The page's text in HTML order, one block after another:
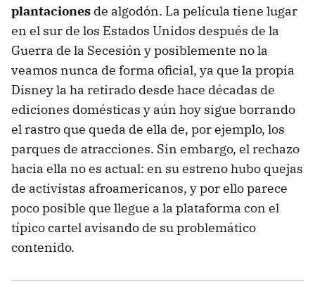
plantaciones de algodón. La película tiene lugar
en el sur de los Estados Unidos después de la
Guerra de la Secesión y posiblemente no la
veamos nunca de forma oficial, ya que la propia
Disney la ha retirado desde hace décadas de
ediciones domésticas y aún hoy sigue borrando
el rastro que queda de ella de, por ejemplo, los
parques de atracciones. Sin embargo, el rechazo
hacia ella no es actual: en su estreno hubo quejas
de activistas afroamericanos, y por ello parece
poco posible que llegue a la plataforma con el
típico cartel avisando de su problemático
contenido.